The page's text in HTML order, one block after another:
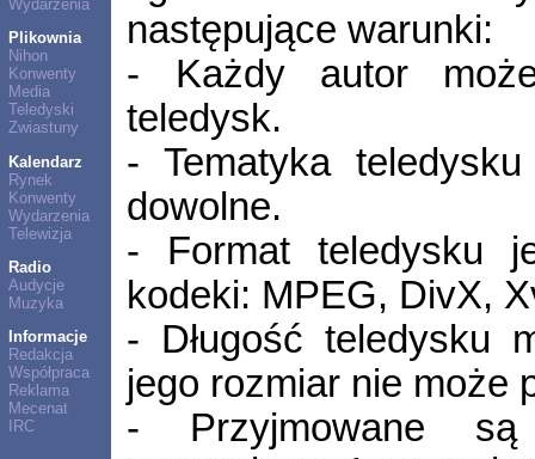
Wydarzenia
Plikownia
Nihon
Konwenty
Media
Teledyski
Zwiastuny
Kalendarz
Rynek
Konwenty
Wydarzenia
Telewizja
Radio
Audycje
Muzyka
Informacje
Redakcja
Współpraca
Reklama
Mecenat
IRC
następujące warunki:
- Każdy autor
teledysk.
- Tematyka
dowolne.
- Format teledysku
kodeki: MPEG, DivX,
- Długość teledysku
jego rozmiar nie może
- Przyjmowane są